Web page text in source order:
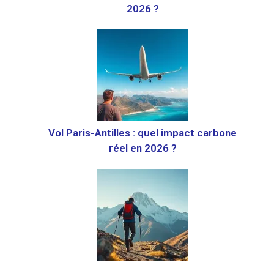
2026 ?
Vol Paris-Antilles : quel impact carbone
réel en 2026 ?